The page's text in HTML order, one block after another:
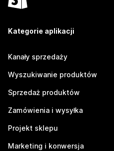
Kategorie aplikacji
Kanały sprzedaży
Wyszukiwanie produktów
Sprzedaż produktów
Zamówienia i wysyłka
Projekt sklepu
Marketing i konwersja